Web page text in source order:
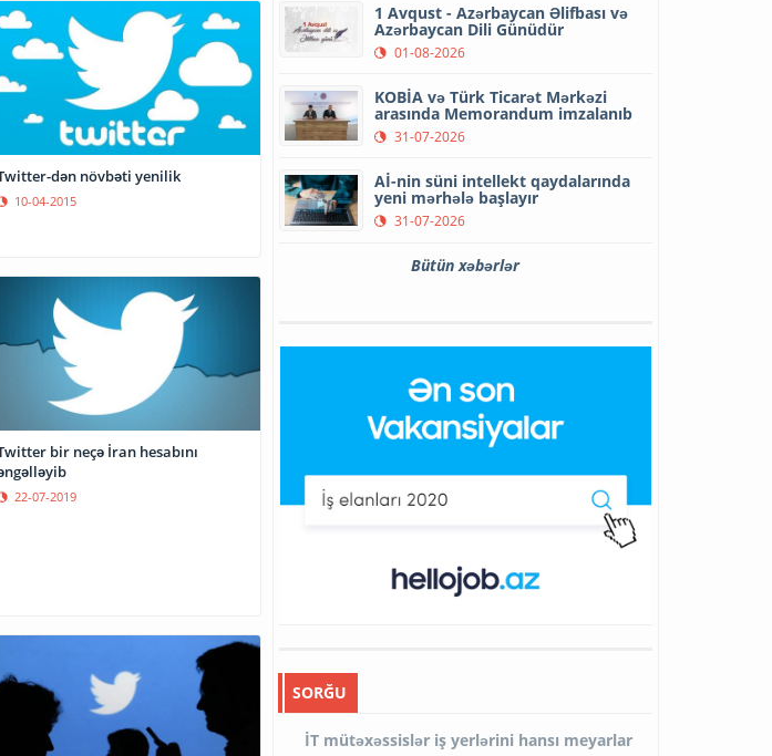
dən növbəti yenilik
10-04-2015
bir neçə İran hesabını
22-07-2019
1 Avqust - Azərbaycan Əlifbası və
Azərbaycan Dili Günüdür
01-08-2026
KOBİA və Türk Ticarət Mərkəzi
arasında Memorandum imzalanıb
31-07-2026
Aİ-nin süni intellekt qaydalarında
yeni mərhələ başlayır
31-07-2026
Bütün xəbərlər
SORĞU
İT mütəxəssislər iş yerlərini hansı meyarlar